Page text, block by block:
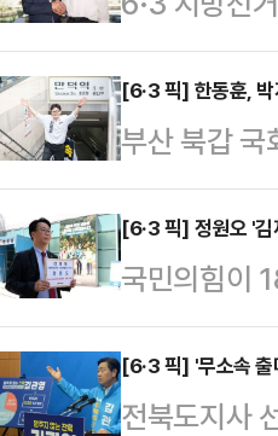
중앙선거대
지'로 비하한
마치 민주당
하고 있다"
보와 박형준
전 후보는
출 상승을 이
품수수 의혹'
정말 몰랐는
경대학교에
(LCT)·통일
[6·3 픽] 한동훈,
부산 북갑 국
전망한 박지
한동훈 후보
갑 승리를 두
급하며 "민
가 이제 민
받아줄 것"
[6·3 픽] 정원오 '김
국민의힘이
제기한 김재
고발로 맞불
서 허위사실
[6·3 픽] '무소속 출
전북도지사